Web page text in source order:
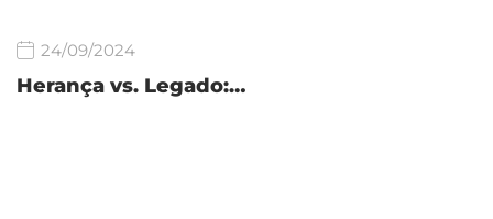
24/09/2024
Herança vs. Legado:…